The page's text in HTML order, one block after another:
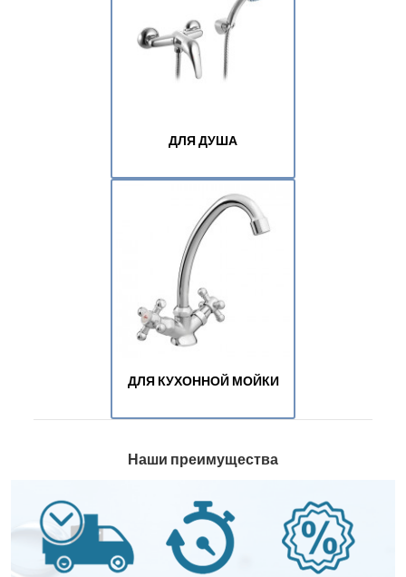
ДЛЯ ДУША
ДЛЯ КУХОННОЙ МОЙКИ
Наши преимущества